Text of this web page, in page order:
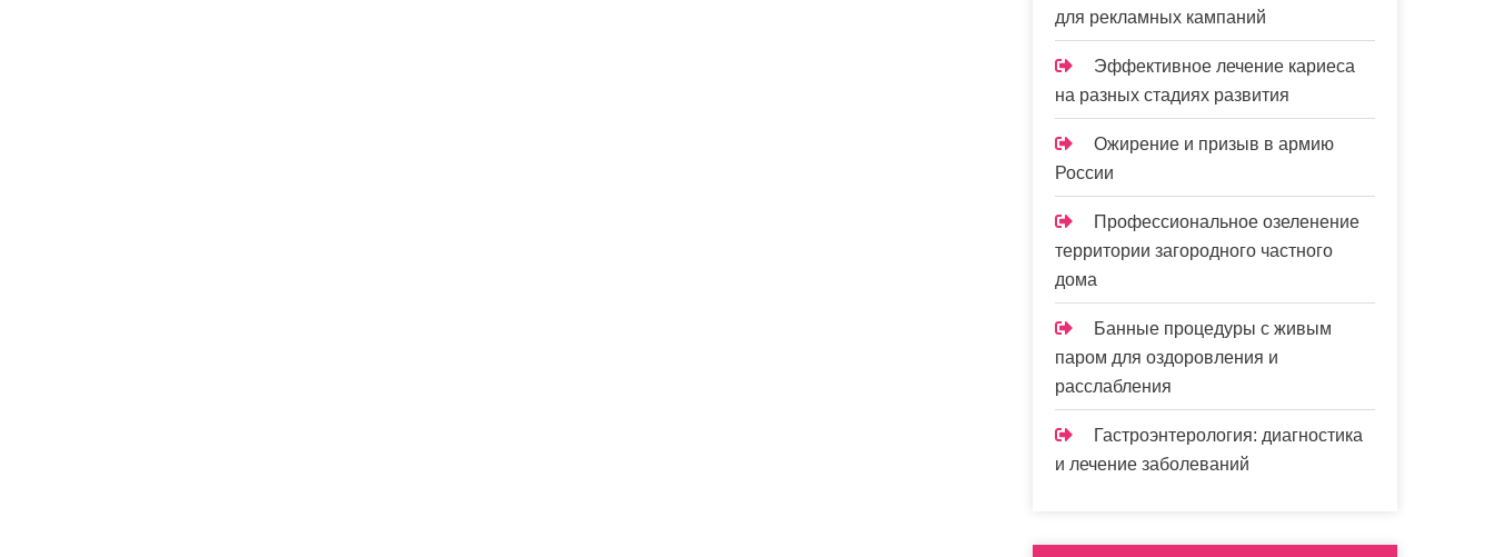
для рекламных кампаний
Эффективное лечение кариеса
на разных стадиях развития
Ожирение и призыв в армию
России
Профессиональное озеленение
территории загородного частного
дома
Банные процедуры с живым
паром для оздоровления и
расслабления
Гастроэнтерология: диагностика
и лечение заболеваний